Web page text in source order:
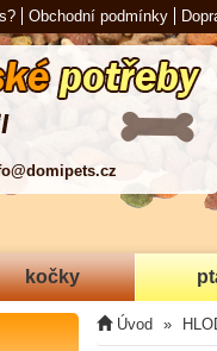
Obchodní podmínky
kočky
Úvod